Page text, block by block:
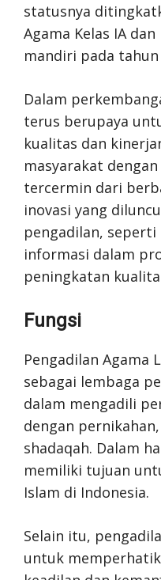
statusnya
Agama Kelas IA
mandiri pada tahun
Dalam
terus berupaya
kualitas dan
masyarakat
tercermin dari
inovasi yang
pengadilan,
informasi dalam
peningkatan
Fungsi
Pengadilan Agama
sebagai lembaga
dalam mengadili
dengan
shadaqah. Dalam
memiliki tujuan
Islam di Indonesia.
Selain itu,
untuk